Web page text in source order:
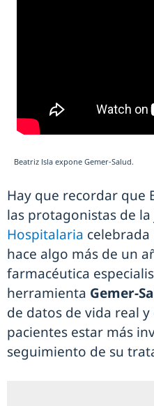
Beatriz Isla expone Gemer-Salud.
Hay que recordar que
las protagonistas de
Hospitalaria
hace algo más de un
farmacéutica
herramienta Gemer-
de datos de vida real
pacientes estar más
seguimiento de su